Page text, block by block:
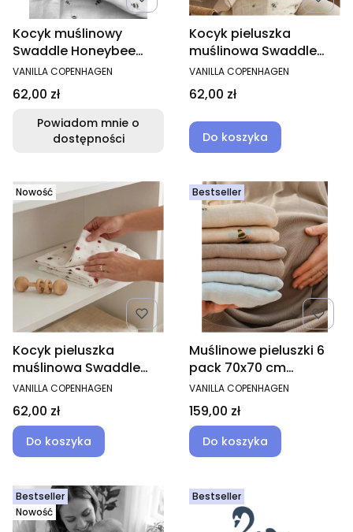
Kocyk muślinowy
Swaddle Honeybee
100x100 cm
PRODUCENT
VANILLA COPENHAGEN
Cena
62,00 zł
Powiadom mnie o
dostępności
Kocyk pieluszka
muślinowa Swaddle
Honeybee 100x100
PRODUCENT
VANILLA COPENHAGEN
Cena
62,00 zł
Do koszyka
Nowość
Kocyk pieluszka
muślinowa Swaddle
Ladybug 100x100
PRODUCENT
VANILLA COPENHAGEN
Cena
62,00 zł
Do koszyka
Bestseller
Muślinowe pieluszki 6
pack 70x70 cm
Honeybee
PRODUCENT
VANILLA COPENHAGEN
Cena
159,00 zł
Do koszyka
Bestseller
Nowość
Bestseller